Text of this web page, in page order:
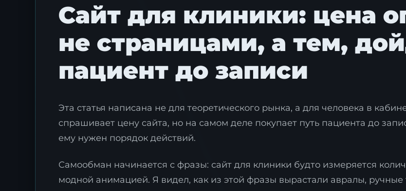
Сайт для клиники: цена
не страницами, а тем,
пациент до записи
Эта статья написана не для теоретического рынка, а для человека в
спрашивает цену сайта, но на самом деле покупает путь пациента до
ему нужен порядок действий.
Самообман начинается с фразы: сайт для клиники будто измеряется
модной анимацией. Я видел, как из этой фразы вырастали авралы,